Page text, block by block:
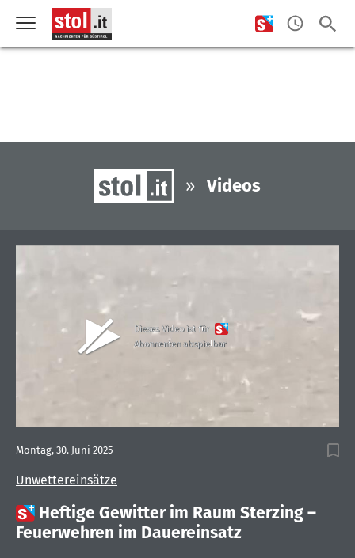
» Videos
Dieses Video ist für
Abonnenten abspielbar
Unwettereinsätze
Montag, 30. Juni 2025
 Heftige Gewitter im Raum Sterzing –
Feuerwehren im Dauereinsatz